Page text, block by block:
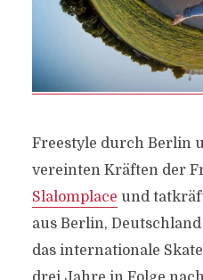
Freestyle durch Berlin
vereinten Kräften der
Slalomplace und
aus Berlin,
das internationale